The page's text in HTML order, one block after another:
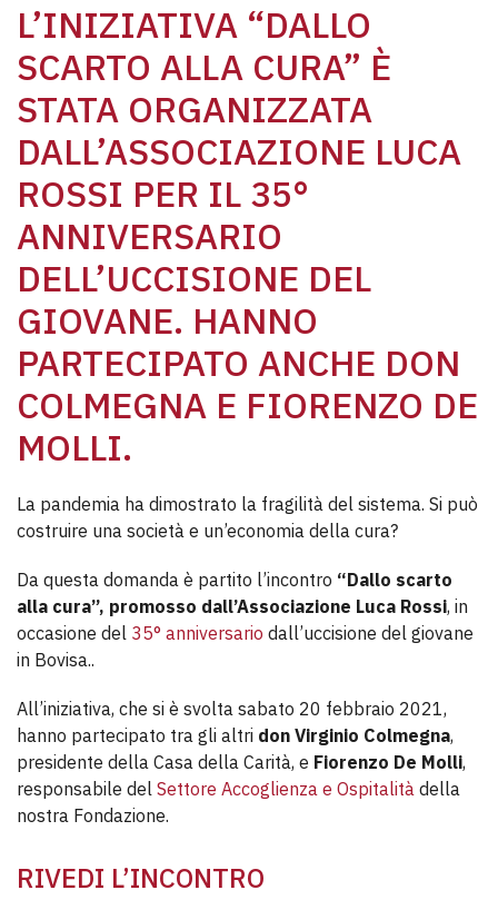
L’INIZIATIVA “DALLO
SCARTO ALLA CURA” È
STATA ORGANIZZATA
DALL’ASSOCIAZIONE LUCA
ROSSI PER IL 35°
ANNIVERSARIO
DELL’UCCISIONE DEL
GIOVANE. HANNO
PARTECIPATO ANCHE DON
COLMEGNA E FIORENZO DE
MOLLI.
La pandemia ha dimostrato la fragilità del sistema. Si può
costruire una società e un’economia della cura?
Da questa domanda è partito l’incontro “Dallo scarto
alla cura”, promosso dall’Associazione Luca Rossi, in
occasione del 35° anniversario dall’uccisione del giovane
in Bovisa..
All’iniziativa, che si è svolta sabato 20 febbraio 2021,
hanno partecipato tra gli altri don Virginio Colmegna,
presidente della Casa della Carità, e Fiorenzo De Molli,
responsabile del Settore Accoglienza e Ospitalità della
nostra Fondazione.
RIVEDI L’INCONTRO